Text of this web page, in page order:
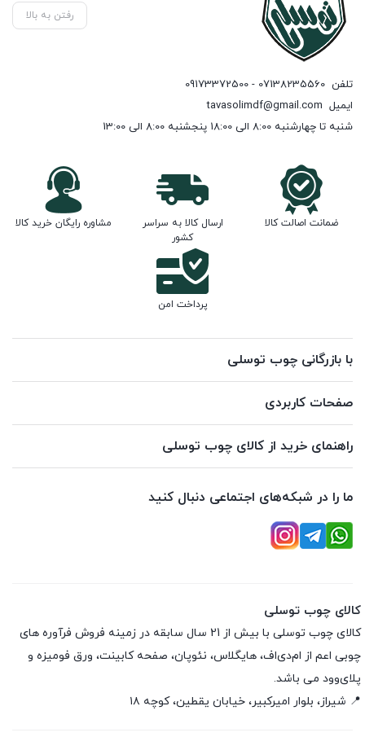
رفتن به بالا
تلفن 07138235560 - 09173372500
ایمیل tavasolimdf@gmail.com
شنبه تا چهارشنبه 8:00 الی 18:00 پنجشنبه 8:00 الی 13:00
ضمانت اصالت کالا
ارسال کالا به سراسر
کشور
مشاوره رایگان خرید کالا
پرداخت امن
با بازرگانی چوب توسلی
صفحات کاربردی
راهنمای خرید از کالای چوب توسلی
ما را در شبکه‌های اجتماعی دنبال کنید
کالای چوب توسلی
کالای چوب توسلی با بیش از 21 سال سابقه در زمینه فروش فرآوره های
چوبی اعم از ام‌دی‌اف، هایگلاس، نئوپان، صفحه کابینت، ورق فومیزه و
پلای‌وود می باشد.
📍 شیراز، بلوار امیرکبیر، خیابان یقطین، کوچه ۱۸